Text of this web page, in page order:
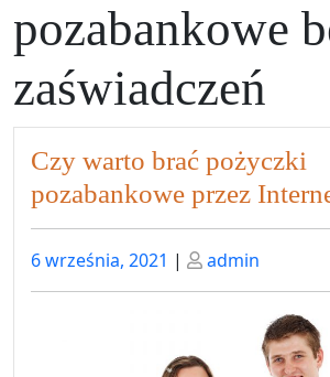
pozabankowe
zaświadczeń
Czy warto brać pożyczki
pozabankowe przez
Posted
on
6 września, 2021 | Posted
on
admin